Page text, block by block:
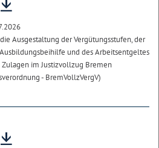
Ausgestaltung der Vergütungsstufen, der
und des Arbeitsentgeltes
im Justizvollzug Bremen
- BremVollzVergV)